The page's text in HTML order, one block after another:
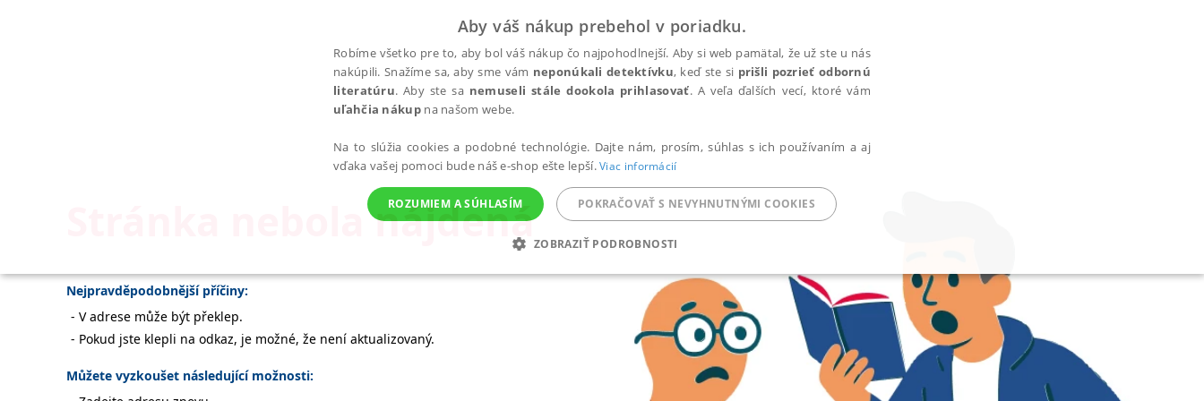
Stránka nebola nájdená
Nejpravděpodobnější příčiny:
V adrese může být překlep.
Pokud jste klepli na odkaz, je možné, že není aktualizovaný.
Můžete vyzkoušet následující možnosti:
Aby váš nákup prebehol v poriadku.
Robíme všetko pre to, aby bol váš nákup čo najpohodlnejší. Aby si web pamätal, že už ste u nás
nakúpili. Snažíme sa, aby sme vám neponúkali detektívku, keď ste si prišli pozrieť odbornú
literatúru. Aby ste sa nemuseli stále dookola prihlasovať. A veľa ďalších vecí, ktoré vám
uľahčia nákupna našom webe.
Na to slúžia cookies a podobné technológie. Dajte nám, prosím, súhlas s ich používaním a aj
vďaka vašej pomoci bude náš e-shop ešte lepší.Viac informácií
ROZUMIEM A SÚHLASÍM POKRAČOVAŤ S NEVYHNUTNÝMI COOKIES
ZOBRAZIŤ PODROBNOSTI
POTREBNÉ ANALYTICKÉ MARKETINGOVÉ FUNKČNÉ NEZARADENÉ SÚBORY
Funkčné Nezaradené súbory
Nevyhnutné súbory cookie umožňujú základné funkcie webovej stránky, ako je prihlásenie používateľa a správa účtu. Bez nevyhnutných súborov cookie nie je možné webové stránky správne používať.